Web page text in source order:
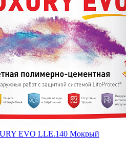
EVO LLE.140 Мокрый